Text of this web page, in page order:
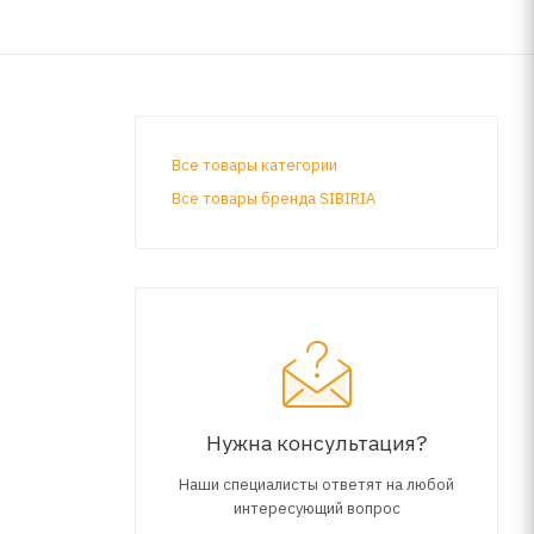
Все товары категории
Все товары бренда SIBIRIA
Нужна консультация?
Наши специалисты ответят на любой
интересующий вопрос